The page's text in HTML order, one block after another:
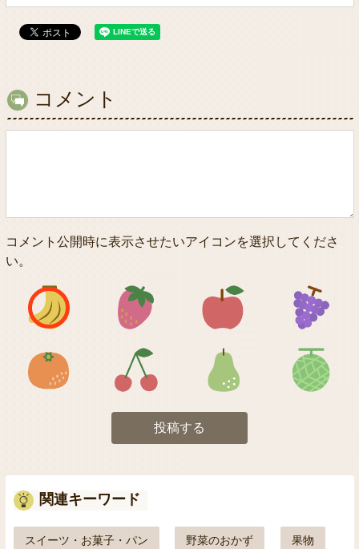
コメント
コメント公開時に表示させたいアイコンを選択してくださ
い。
アイコン1 アイコン2 アイコン3
アイコン5 アイコン6 アイコン7
投稿する
関連キーワード
スイーツ・お菓子・パン 野菜のおかず 果物